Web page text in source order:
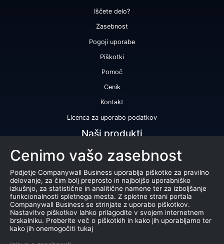
Iščete delo?
Zasebnost
Pogoji uporabe
Piškotki
Pomoč
Cenik
Kontakt
Licenca za uporabo podatkov
Naši produkti
Bonitetna ocena
Bonitetno poročilo
Certifikat bonitetne odličnosti
Produkti
Sodelovanje z registrom AJPES
Cenimo vašo zasebnost
Podjetje Companywall Business uporablja piškotke za pravilno
delovanje, za čim bolj preprosto in najboljšo uporabniško
izkušnjo, za statistične in analitične namene ter za izboljšanje
funkcionalnosti spletnega mesta. Z spletne strani portala
Companywall Business se strinjate z uporabo piškotkov.
Nastavitve piškotkov lahko prilagodite v svojem internetnem
brskalniku. Preberite več o piškotkih in kako jih uporabljamo ter
kako jih onemogočiti tukaj